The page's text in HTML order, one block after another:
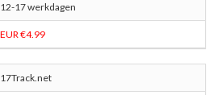
12-17 werkdagen
EUR €4.99
17Track.net